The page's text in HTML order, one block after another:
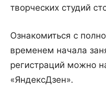
творческих студий
Ознакомиться с
временем начала
регистраций можно
«ЯндексДзен».